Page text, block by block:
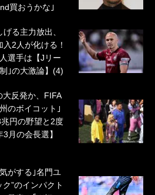
買おうかな｣
る主力放出、
2人が化ける！
選手は【Jリー
｣の大激論】(4)
大反発か、FIFA
のボイコット｣
円の野望と2度
月の会長選】
がする｣名門ユ
”のインパクト